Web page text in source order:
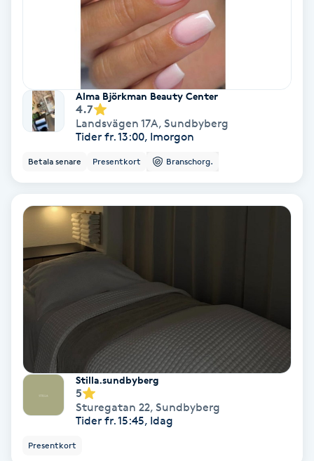
Torr hårbotten
Torrborstning
Trådning
Träning
Vaccination
Vampyrbehandling
Alma Björkman Beauty Center
4.7
Landsvägen 17A, Sundbyberg
Tider fr. 13:00, Imorgon
Betala senare Presentkort Branschorg.
Stilla.sundbyberg
5
Sturegatan 22, Sundbyberg
Tider fr. 15:45, Idag
Presentkort